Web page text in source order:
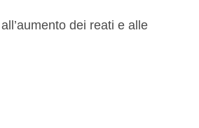
dei reati e alle